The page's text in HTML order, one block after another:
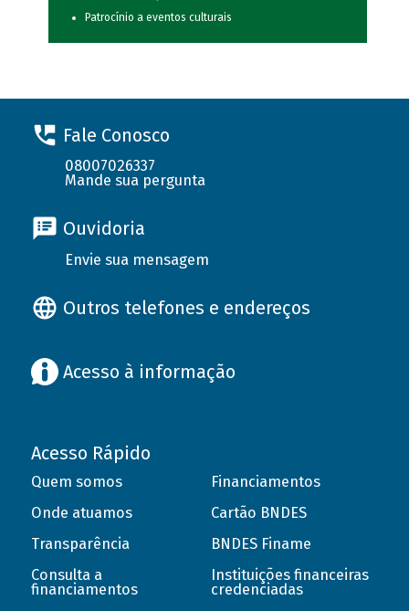
Patrocínio a eventos culturais
Fale Conosco
08007026337
Mande sua pergunta
Ouvidoria
Envie sua mensagem
Outros telefones e endereços
Acesso à informação
Acesso Rápido
Quem somos
Onde atuamos
Transparência
Consulta a
financiamentos
Financiamentos
Cartão BNDES
BNDES Finame
Instituições financeiras
credenciadas